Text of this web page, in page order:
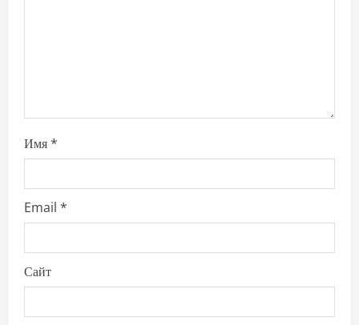
Имя*
Email *
Сайт